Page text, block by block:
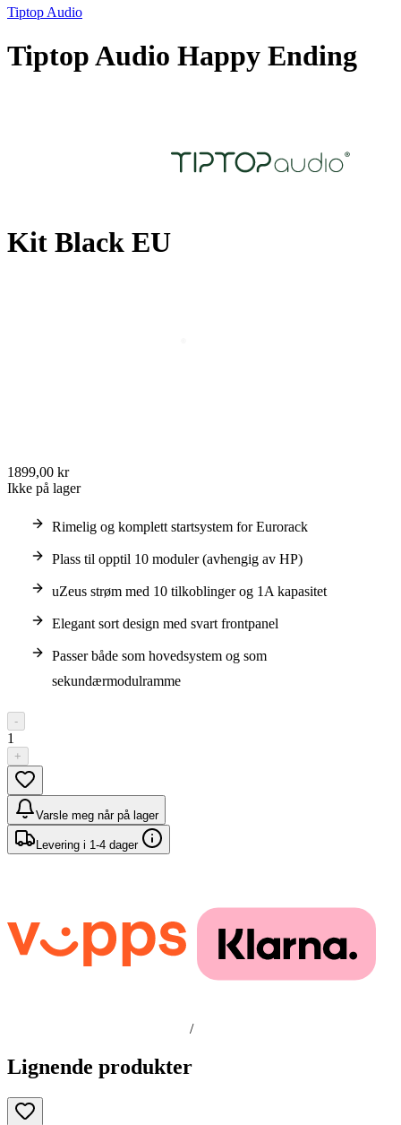
Tiptop Audio
Tiptop Audio Happy Ending
Kit Black EU
1899,00 kr
Ikke på lager
Rimelig og komplett startsystem for Eurorack
Plass til opptil 10 moduler (avhengig av HP)
uZeus strøm med 10 tilkoblinger og 1A kapasitet
Elegant sort design med svart frontpanel
Passer både som hovedsystem og som
sekundærmodulramme
-
1
+
Varsle meg når på lager
Levering i 1-4 dager
/
Lignende produkter